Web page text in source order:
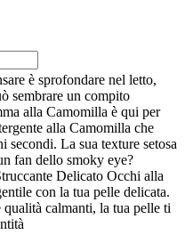
è sprofondare nel letto,
sembrare un compito
alla Camomilla è qui per
alla Camomilla che
La sua texture setosa
fan dello smoky eye?
Delicato Occhi alla
con la tua pelle delicata.
calmanti, la tua pelle ti